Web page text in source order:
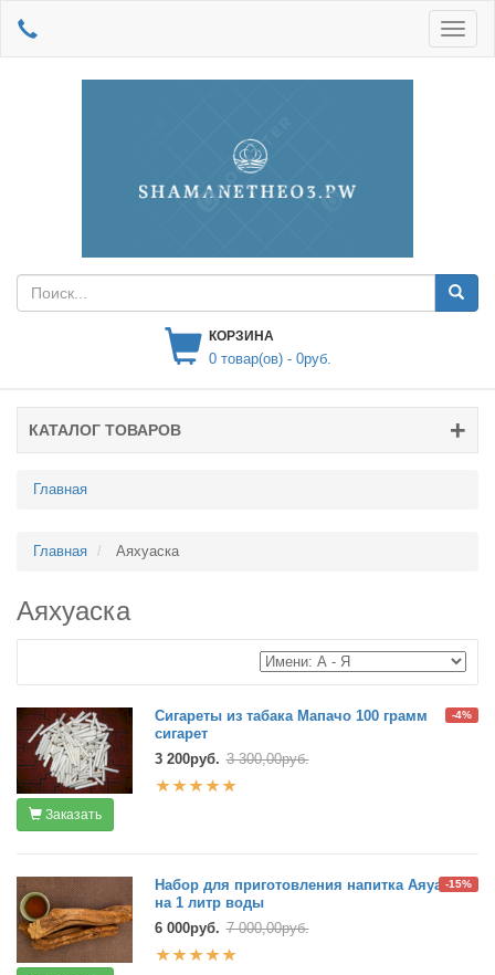
КОРЗИНА
0товар(ов) - 0руб.
КАТАЛОГ ТОВАРОВ
Главная
Главная Аяхуаска
Аяхуаска
-4%
Сигареты из табака Мапачо 100 грамм
сигарет
3 200руб. 3 300,00руб.
Заказать
-15%
Набор для приготовления напитка Аяуаска
на 1 литр воды
6 000руб. 7 000,00руб.